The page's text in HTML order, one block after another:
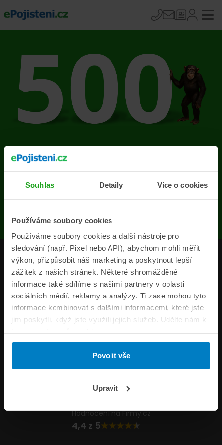
Souhlas Detaily Více o cookies
Používáme soubory cookies
Používáme soubory cookies a další nástroje pro
sledování (např. Pixel nebo API), abychom mohli měřit
výkon, přizpůsobit náš marketing a poskytnout lepší
zážitek z našich stránek. Některé shromážděné
informace také sdílíme s našimi partnery v oblasti
sociálních médií, reklamy a analýzy. Ti zase mohou tyto
informace kombinovat s dalšími informacemi, které jste
jim poskytli, když jste využili jejich služeb. Udělte nám k
tomu prosím svůj souhlas.
Povolit vše
Upravit
Na stránce se vyskytla
chyba
Produkty
Pojišťovny
Informace
ePojisteni.cz
Formuláře
Napište nám
Hodnocení na Firmy.cz
4,4 z 5